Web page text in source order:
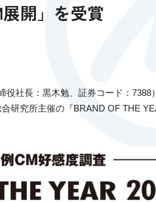
開」を受賞
社長：黒木勉、証券コード：7388
研究所主催の『BRAND OF THE